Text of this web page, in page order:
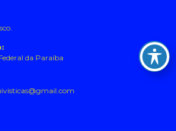
da Paraíba